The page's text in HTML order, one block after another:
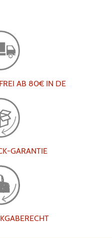
AB 80€ IN DE
GARANTIE